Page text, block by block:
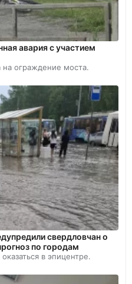
авария с участием
на ограждение моста.
свердловчан о
по городам
в эпицентре.